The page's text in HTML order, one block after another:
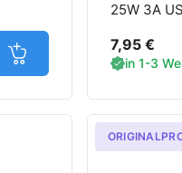
Jetzt in den Warenkorb
25W 3A
7,95 €
in 1-3